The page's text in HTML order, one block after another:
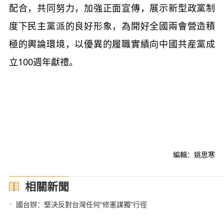
配合，共同努力，加強正面宣傳，展示新型政黨制
度下民主黨派的良好形象，為開好全國兩會營造積
極的輿論環境，以優異的履職實績向中國共産黨成
立100週年獻禮。
編輯：姚思寒
相關新聞
• 國台辦：堅決反對台灣任何“修憲謀獨”行徑